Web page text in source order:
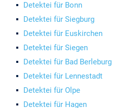
Detektei für Bonn
Detektei für Siegburg
Detektei für Euskirchen
Detektei für Siegen
Detektei für Bad Berleburg
Detektei für Lennestadt
Detektei für Olpe
Detektei für Hagen